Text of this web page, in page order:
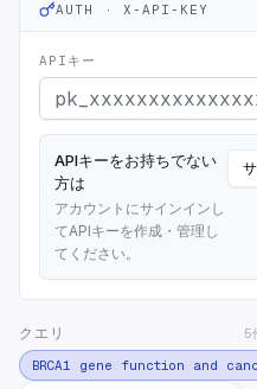
AUTH · X-API-KEY
APIキー
APIキーをお持ちでない
方は
アカウントにサインインし
てAPIキーを作成・管理し
てください。
クエリ 5
BRCA1 gene function and